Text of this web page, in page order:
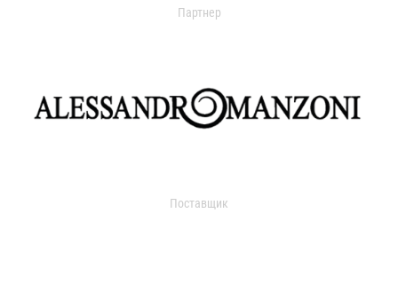
Партнер
Поставщик